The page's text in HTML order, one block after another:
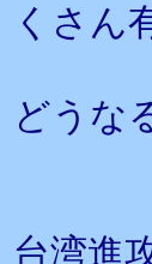
くさん
どうな
台湾進